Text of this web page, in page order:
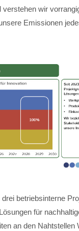
verstehen wir
Emissionen
betriebsinterne
für
an den Nahtstellen